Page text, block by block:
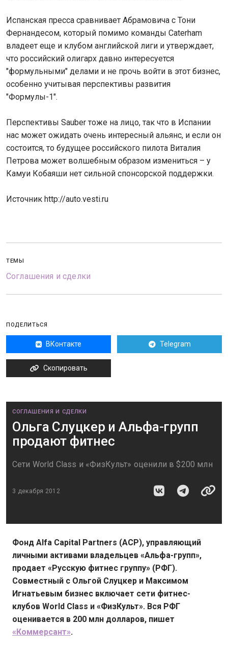
Испанская пресса сравнивает Абрамовича с Тони
Фернандесом, который помимо команды Caterham
владеет еще и клубом английской лиги и утверждает,
что российский олигарх давно интересуется
"формульными" делами и не прочь войти в этот бизнес,
особенно учитывая перспективы развития
"Формулы-1".
Перспективы Sauber тоже на лицо, так что в Испании
нас может ожидать очень интересный альянс, и если он
состоится, то будущее российского пилота Виталия
Петрова может волшебным образом измениться – у
Камуи Кобаяши нет сильной спонсорской поддержки.
Источник http://auto.vesti.ru
ТЕМЫ
Соглашения и сделки
ПОДЕЛИТЬСЯ
ВКонтакте Telegram
Скопировать
СОГЛАШЕНИЯ И СДЕЛКИ
Ольга Слуцкер и Альфа-групп
продают фитнес
Сети World Class и «ФизКульт» оценили в $200 млн
3 декабря 2012
Фонд Alfa Capital Partners (ACP), управляющий
личными активами владельцев «Альфа-групп»,
продает «Русскую фитнес группу» (РФГ).
Совместный с Ольгой Слуцкер и Максимом
Игнатьевым бизнес включает сети фитнес-
клубов World Class и «ФизКульт». Вся РФГ
оценивается в 200 млн долларов, пишет
«Коммерсант».